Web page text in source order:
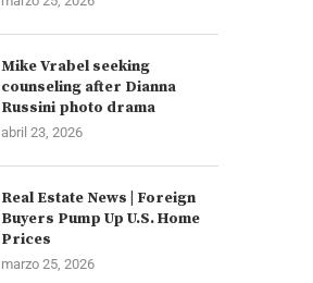
Mike Vrabel seeking
counseling after Dianna
Russini photo drama
abril 23, 2026
Real Estate News | Foreign
Buyers Pump Up U.S. Home
Prices
marzo 25, 2026